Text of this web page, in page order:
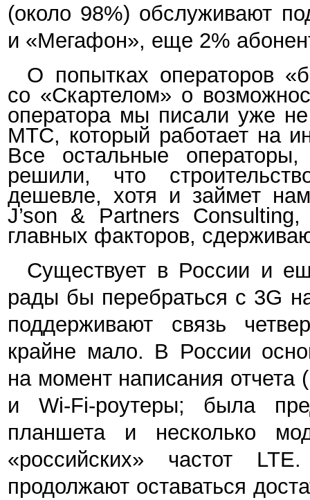
(около 98%) обслуживают
и «Мегафон», еще 2%
О попытках операторов
со «Скартелом» о
оператора мы писали уже
МТС, который работает на
Все остальные
решили, что
дешевле, хотя и займет
J’son & Partners
главных факторов,
Существует в России и
рады бы перебраться с 3G
поддерживают связь
крайне мало. В России
на момент написания отчета
и Wi-Fi-роутеры; была
планшета и несколько
«российских» частот
продолжают оставаться